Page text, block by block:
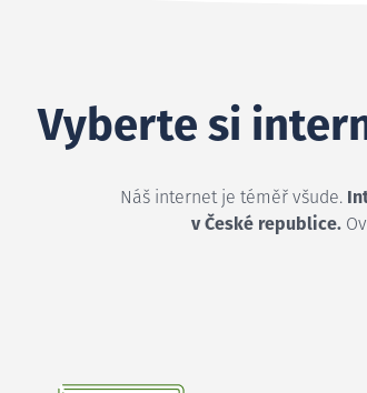
Vyberte si
Náš internet je téměř všude.
v České republice.